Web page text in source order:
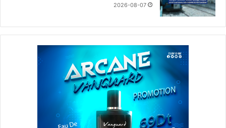
2026-08-07